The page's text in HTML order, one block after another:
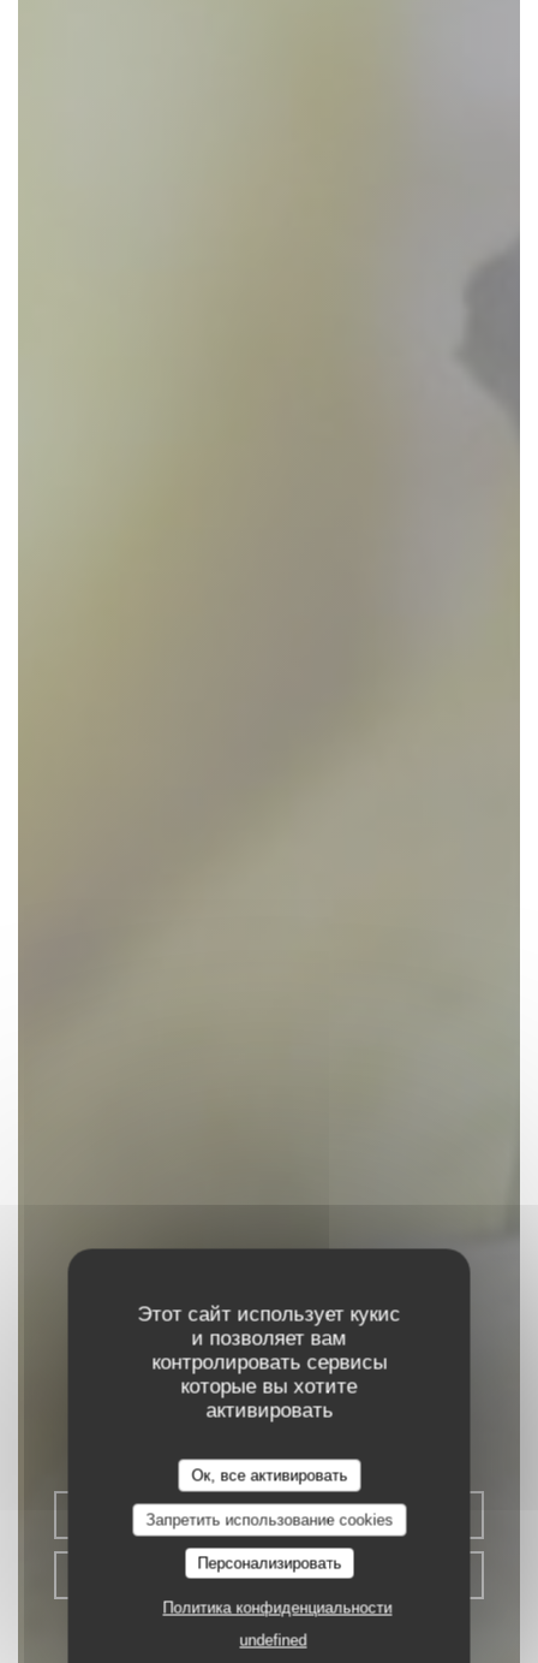
Этот сайт использует кукис
и позволяет вам
контролировать сервисы
которые вы хотите
активировать
Ок, все активировать
Запретить использование cookies
Персонализировать
Политика конфиденциальности
undefined
LA TABLE VERTE
ЗАБРОНИРОВАТЬ СТОЛИК
НАВЫНОС